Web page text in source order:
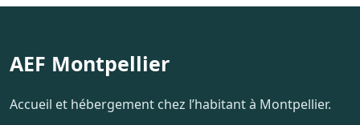
AEF Montpellier
Accueil et hébergement chez l’habitant à Montpellier.